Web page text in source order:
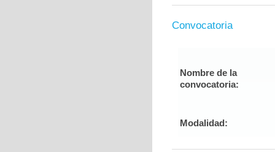
Convocatoria
Nombre de la
convocatoria:
Modalidad: